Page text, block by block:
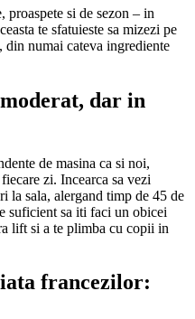
proaspete si de sezon – in
te sfatuieste sa mizezi pe
din numai cateva ingrediente
dar in
de masina ca si noi,
zi. Incearca sa vezi
la sala, alergand timp de 45 de
suficient sa iti faci un obicei
lift si a te plimba cu copii in
francezilor: